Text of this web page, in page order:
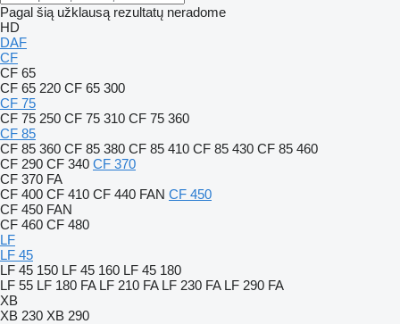
Pagal šią užklausą rezultatų neradome
HD
DAF
CF
CF 65
CF 65 220 CF 65 300
CF 75
CF 75 250 CF 75 310 CF 75 360
CF 85
CF 85 360 CF 85 380 CF 85 410 CF 85 430 CF 85 460
CF 290 CF 340 CF 370
CF 370 FA
CF 400 CF 410 CF 440 FAN CF 450
CF 450 FAN
CF 460 CF 480
LF
LF 45
LF 45 150 LF 45 160 LF 45 180
LF 55 LF 180 FA LF 210 FA LF 230 FA LF 290 FA
XB
XB 230 XB 290